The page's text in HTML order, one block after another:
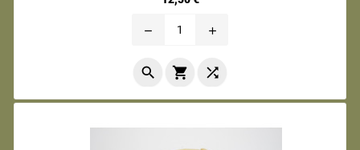
remove add
  